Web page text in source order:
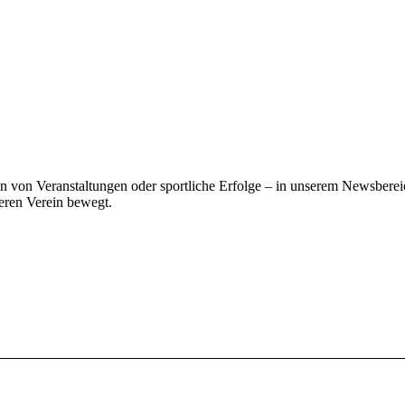
von Veranstaltungen oder sportliche Erfolge – in unserem
Verein bewegt.